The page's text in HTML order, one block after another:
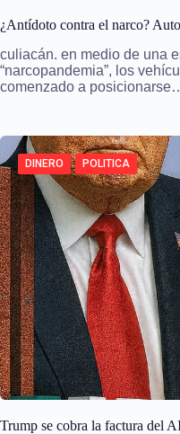
¿Antídoto contra el narco?
culiacán. en medio de una
“narcopandemia”, los
comenzado a
DINERO POLITICA
Trump se cobra la factura del